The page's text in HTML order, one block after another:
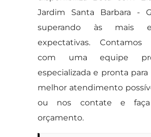
Jardim Santa Barbara -
superando às mais
expectativas. Contamos
com uma equipe
especializada e pronta
melhor atendimento
ou nos contate e
orçamento.